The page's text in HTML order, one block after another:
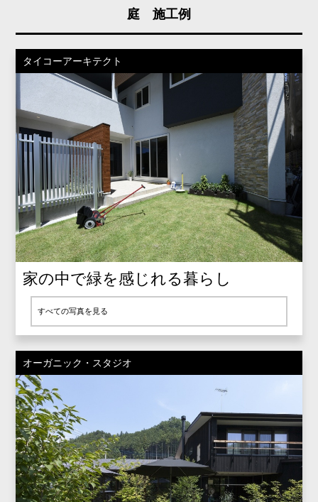
庭 施工例
タイコーアーキテクト
家の中で緑を感じれる暮らし
すべての写真を見る
オーガニック・スタジオ